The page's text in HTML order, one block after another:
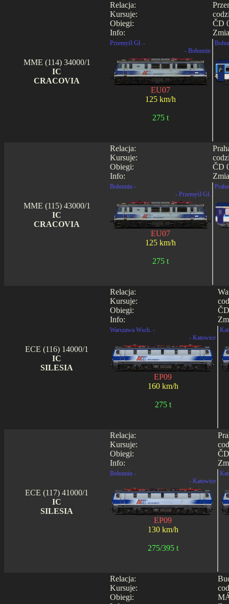
Relacja:
Kursuje:
Obiegi:
Info:
ČD
MME (114) 34000/1
IC
CRACOVIA
Przemyśl Gł. -
- Bohumin
EU07
125 km/h
275 t
Relacja:
Kursuje:
Obiegi:
Info:
ČD
MME (115) 43000/1
IC
CRACOVIA
Bohumin -
- Przemyśl Gł.
EU07
125 km/h
275 t
Relacja:
Kursuje:
Obiegi:
Info:
ECE (116) 14000/1
IC
SILESIA
Warszawa Wsch. -
- Katowice
EP09
160 km/h
275 t
Relacja:
Kursuje:
Obiegi:
Info:
ECE (117) 41000/1
IC
SILESIA
Bohumin -
- Katowice
EP09
130 km/h
275/395 t
Relacja:
Kursuje:
Obiegi: